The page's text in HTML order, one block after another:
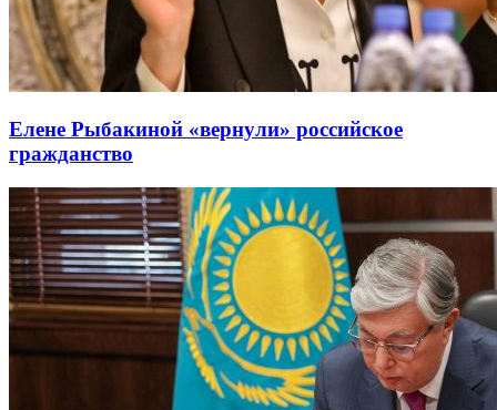
Елене Рыбакиной «вернули» российское
гражданство